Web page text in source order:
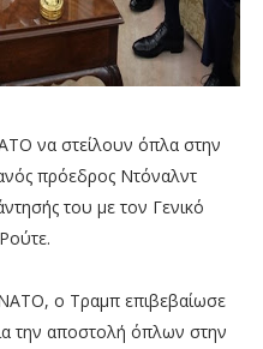
να στείλουν όπλα στην
πρόεδρος Ντόναλντ
του με τον Γενικό
ΝΑΤΟ, ο Τραμπ επιβεβαίωσε
την αποστολή όπλων στην